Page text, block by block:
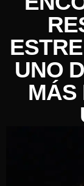
UNO
MÁS